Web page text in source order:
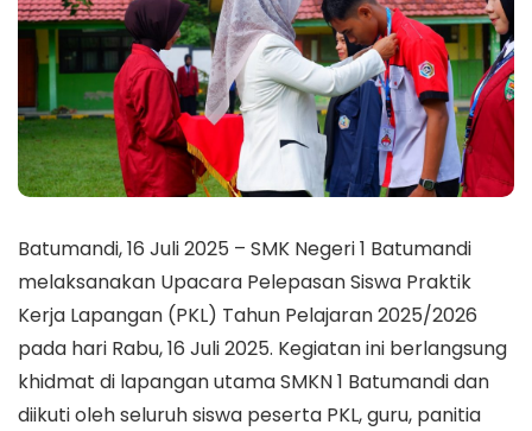
Batumandi, 16 Juli 2025 – SMK Negeri 1 Batumandi
melaksanakan Upacara Pelepasan Siswa Praktik
Kerja Lapangan (PKL) Tahun Pelajaran 2025/2026
pada hari Rabu, 16 Juli 2025. Kegiatan ini berlangsung
khidmat di lapangan utama SMKN 1 Batumandi dan
diikuti oleh seluruh siswa peserta PKL, guru, panitia